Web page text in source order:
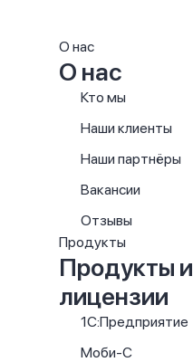
О нас
О нас
Кто мы
Наши клиенты
Наши партнёры
Вакансии
Отзывы
Продукты
Продукты и
лицензии
1С:Предприятие
Моби-С